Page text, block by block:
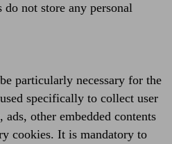
not store any personal
particularly necessary for the
specifically to collect user
other embedded contents
cookies. It is mandatory to